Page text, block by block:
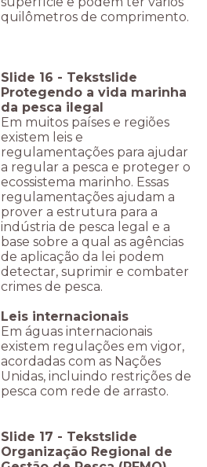
quilômetros de comprimento.
Slide 16 - Tekstslide
Protegendo a vida marinha
da pesca ilegal
Em muitos países e regiões
existem leis e
regulamentações para ajudar
a regular a pesca e proteger o
ecossistema marinho. Essas
regulamentações ajudam a
prover a estrutura para a
indústria de pesca legal e a
base sobre a qual as agências
de aplicação da lei podem
detectar, suprimir e combater
crimes de pesca.
Leis internacionais
Em águas internacionais
existem regulações em vigor,
acordadas com as Nações
Unidas, incluindo restrições de
pesca com rede de arrasto.
Slide 17 - Tekstslide
Organização Regional de